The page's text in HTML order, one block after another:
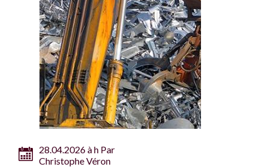
28.04.2026 à h Par
Christophe Véron